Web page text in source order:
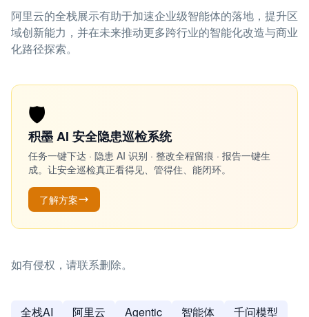
阿里云的全栈展示有助于加速企业级智能体的落地，提升区
域创新能力，并在未来推动更多跨行业的智能化改造与商业
化路径探索。
🛡️
积墨 AI 安全隐患巡检系统
任务一键下达 · 隐患 AI 识别 · 整改全程留痕 · 报告一键生
成。让安全巡检真正看得见、管得住、能闭环。
了解方案
如有侵权，请联系删除。
全栈AI 阿里云 Agentic 智能体
千问模型